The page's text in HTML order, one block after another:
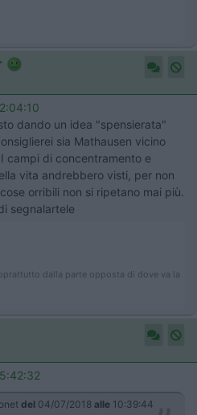
dando un idea "spensierata"
sia Mathausen vicino
campi di concentramento e
vita andrebbero visti, per non
orribili non si ripetano mai più.
segnalartele
dalla parte opposta di dove va la
del 04/07/2018 alle 10:39:44